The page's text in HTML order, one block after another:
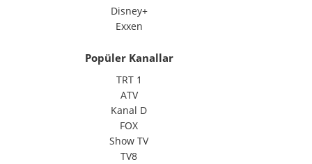
Disney+
Exxen
Popüler Kanallar
TRT 1
ATV
Kanal D
FOX
Show TV
TV8